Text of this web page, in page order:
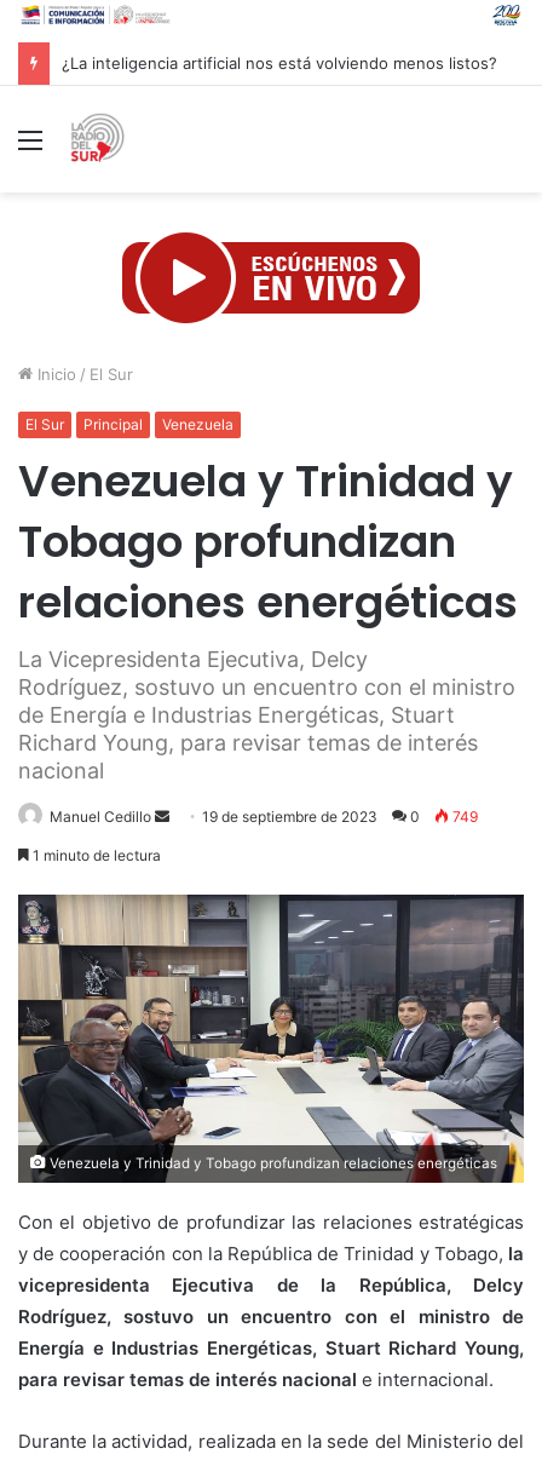
Groenlandia lanza una fuerte advertencia a empresa petrolera vinculada a Trump
Menú
Inicio / El Sur
El Sur Principal Venezuela
Venezuela y Trinidad y
Tobago profundizan
relaciones energéticas
La Vicepresidenta Ejecutiva, Delcy
Rodríguez, sostuvo un encuentro con el ministro
de Energía e Industrias Energéticas, Stuart
Richard Young, para revisar temas de interés
nacional
Manuel Cedillo
Send19 de septiembre de 2023 0 749
1 minuto de lectura
Venezuela y Trinidad y Tobago profundizan relaciones energéticas
Con el objetivo de profundizar las relaciones estratégicas
y de cooperación con la República de Trinidad y Tobago, la
vicepresidenta Ejecutiva de la República, Delcy
Rodríguez, sostuvo un encuentro con el ministro de
Energía e Industrias Energéticas, Stuart Richard Young,
para revisar temas de interés nacional e internacional.
Durante la actividad, realizada en la sede del Ministerio del